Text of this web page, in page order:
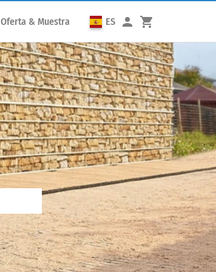
Oferta & Muestra ES